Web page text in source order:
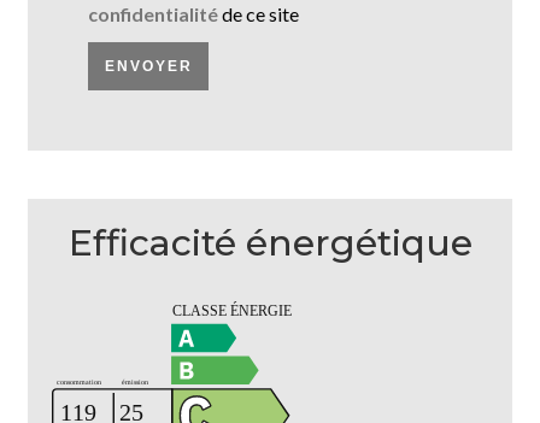
confidentialitéde ce site
ENVOYER
Efficacité énergétique